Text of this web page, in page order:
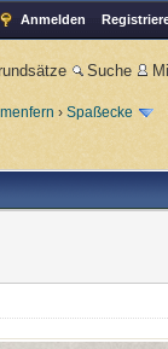
Anmelden
Suche
› Spaßecke